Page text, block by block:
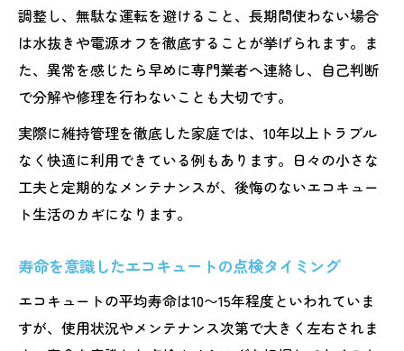
調整し、無駄な運転を避けること、長期間使わない場合
は水抜きや電源オフを徹底することが挙げられます。ま
た、異常を感じたら早めに専門業者へ連絡し、自己判断
で分解や修理を行わないことも大切です。
実際に維持管理を徹底した家庭では、10年以上トラブル
なく快適に利用できている例もあります。日々の小さな
工夫と定期的なメンテナンスが、後悔のないエコキュー
ト生活のカギになります。
寿命を意識したエコキュートの点検タイミング
エコキュートの平均寿命は10〜15年程度といわれていま
すが、使用状況やメンテナンス次第で大きく左右されま